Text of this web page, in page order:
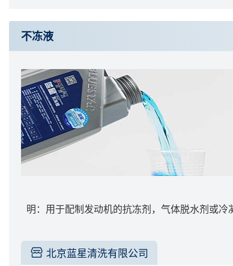
不冻液
明：用于配制发动机的抗冻剂，气体脱水剂或冷
北京蓝星清洗有限公司